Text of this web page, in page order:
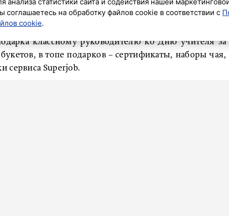
классному руководителю ко Дню учителя за
в топе подарков – сертификаты, наборы чая,
сервиса Superjob.
на обработку файлов cookie в соответствии с
cookie.